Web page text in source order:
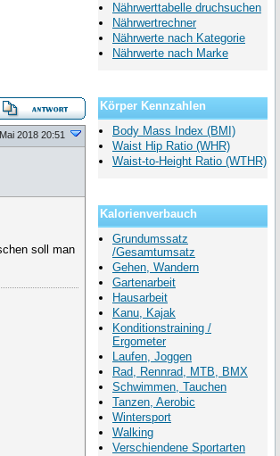
2018 20:51
soll man
Nährwerttabelle druchsuchen
Nährwertrechner
Nährwerte nach Kategorie
Nährwerte nach Marke
Körper Kennzahlen
Body Mass Index (BMI)
Waist Hip Ratio (WHR)
Waist-to-Height Ratio (WTHR)
Kalorienverbauch
Grundumssatz
/Gesamtumsatz
Gehen, Wandern
Gartenarbeit
Hausarbeit
Kanu, Kajak
Konditionstraining /
Ergometer
Laufen, Joggen
Rad, Rennrad, MTB, BMX
Schwimmen, Tauchen
Tanzen, Aerobic
Wintersport
Walking
Verschiendene Sportarten